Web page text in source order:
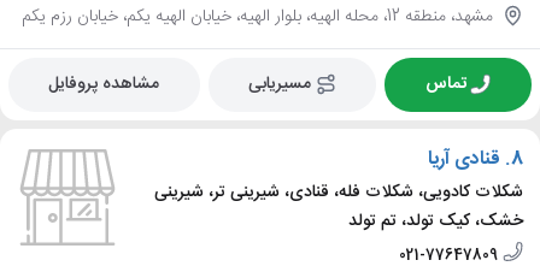
مشهد، منطقه 12، محله الهیه، بلوار الهیه، خیابان الهیه یکم، خیابان رزم یکم
تماس مسیریابی مشاهده پروفایل
8. قنادی آریا
شکلات کادویی، شکلات فله، قنادی، شیرینی تر، شیرینی
خشک، کیک تولد، تم تولد
021-77647809